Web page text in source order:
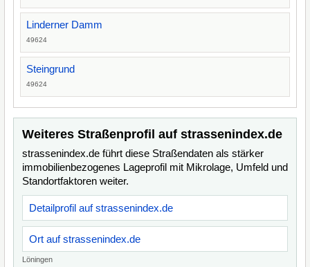
Linderner Damm
49624
Steingrund
49624
Weiteres Straßenprofil auf strassenindex.de
strassenindex.de führt diese Straßendaten als stärker
immobilienbezogenes Lageprofil mit Mikrolage, Umfeld und
Standortfaktoren weiter.
Detailprofil auf strassenindex.de
Ort auf strassenindex.de
Löningen